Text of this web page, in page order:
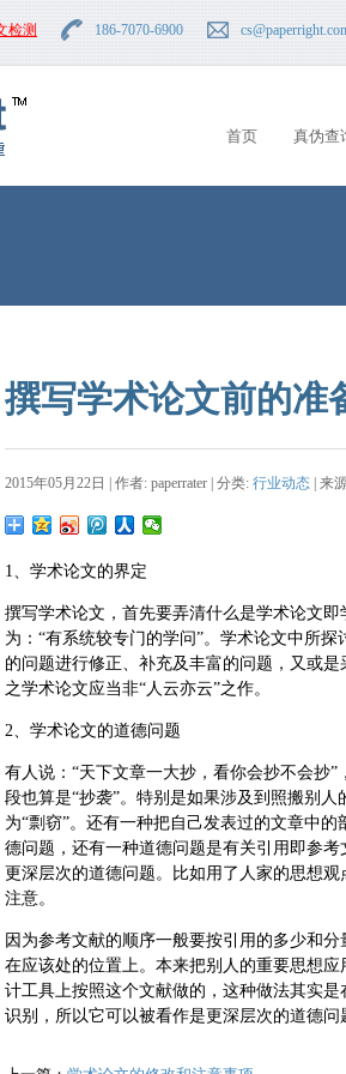
检测 186-7070-6900 cs
首页
真伪查
撰写学术论文前的准
2015年05月22日 | 作者: paperrater | 分类: 行业动态 | 来
1、学术论文的界定
撰写学术论文，首先要弄清什么是学术论文
为：“有系统较专门的学问”。学术论文中所
的问题进行修正、补充及丰富的问题，又或
之学术论文应当非“人云亦云”之作。
2、学术论文的道德问题
有人说：“天下文章一大抄，看你会抄不会抄
段也算是“抄袭”。特别是如果涉及到照搬别
为“剽窃”。还有一种把自己发表过的文章中
德问题，还有一种道德问题是有关引用即参
更深层次的道德问题。比如用了人家的思想
注意。
因为参考文献的顺序一般要按引用的多少和
在应该处的位置上。本来把别人的重要思想
计工具上按照这个文献做的，这种做法其实
识别，所以它可以被看作是更深层次的道德问